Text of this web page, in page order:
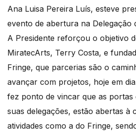
Ana Luisa Pereira Luís, esteve
evento de abertura na Delegação
A Presidente reforçou o objetivo
MiratecArts, Terry Costa, e
Fringe, que parcerias são o
avançar com projetos, hoje em
fez ponto de vincar que as portas
suas delegações, estão abertas à
atividades como a do Fringe,